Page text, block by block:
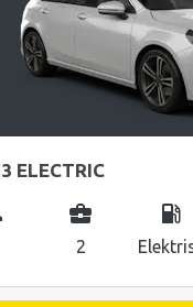
ELECTRIC
business_center
2
local_gas_station